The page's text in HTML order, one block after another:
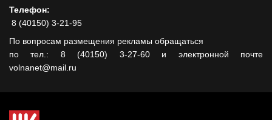
Телефон:
8 (40150) 3-21-95
По вопросам размещения рекламы обращаться
по тел.: 8 (40150) 3-27-60 и электронной почте
volnanet@mail.ru